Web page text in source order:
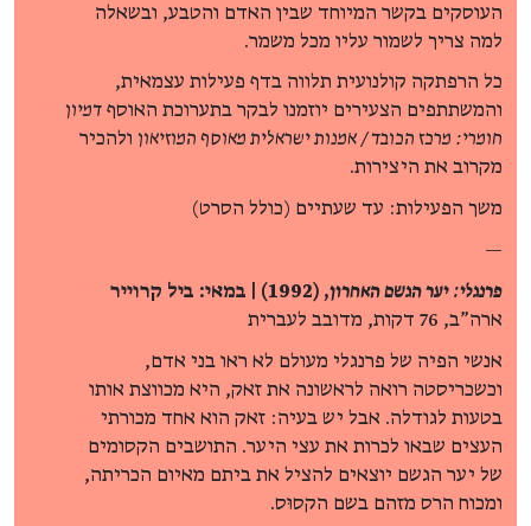
העוסקים בקשר המיוחד שבין האדם והטבע, ובשאלה
למה צריך לשמור עליו מכל משמר.
כל הרפתקה קולנועית תלווה בדף פעילות עצמאית,
והמשתתפים הצעירים יוזמנו לבקר בתערוכת האוסף דמיון
חומרי: מרכז הכובד / אמנות ישראלית מאוסף המוזיאון ולהכיר
מקרוב את היצירות.
משך הפעילות: עד שעתיים (כולל הסרט)
—
פרנגלי: יער הגשם האחרון, (1992) | במאי: ביל קרוייר
ארה"ב, 76 דקות, מדובב לעברית
אנשי הפיה של פרנגלי מעולם לא ראו בני אדם,
וכשכריסטה רואה לראשונה את זאק, היא מכווצת אותו
בטעות לגודלה. אבל יש בעיה: זאק הוא אחד מכורתי
העצים שבאו לכרות את עצי היער. התושבים הקסומים
של יער הגשם יוצאים להציל את ביתם מאיום הכריתה,
ומכוח הרס מזהם בשם הקסוּס.